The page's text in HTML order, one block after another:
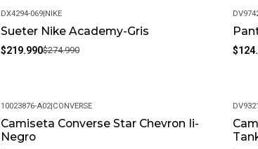
-20%
DX4294-069|NIKE
Sueter Nike Academy-Gris
$219.990$274.990
-
-33%
10023876-A02|CONVERSE
Camiseta Converse Star Chevron Ii-
Negro